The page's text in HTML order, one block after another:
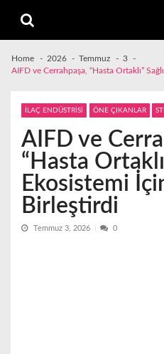
navigation
content
Home 2026 Temmuz
3
AIFD ve Cerrahpaşa, “Hasta Ortaklı”
İLAÇ ENDÜSTRİSİ ÖNE ÇIKANLAR
AIFD ve
“Hasta
Ekosistemi
Birleştirdi
Temmuz 3, 2026 0